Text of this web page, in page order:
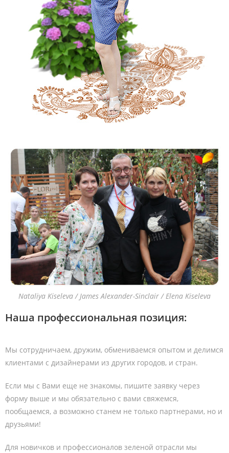
Nataliya Kiseleva / James Alexander-Sinclair / Elena Kiseleva
Наша профессиональная позиция:
Мы сотрудничаем, дружим, обмениваемся опытом и делимся
клиентами с дизайнерами из других городов, и стран.
Если мы с Вами еще не знакомы, пишите заявку через
форму выше и мы обязательно с вами свяжемся,
пообщаемся, а возможно станем не только партнерами, но и
друзьями!
Для новичков и профессионалов зеленой отрасли мы